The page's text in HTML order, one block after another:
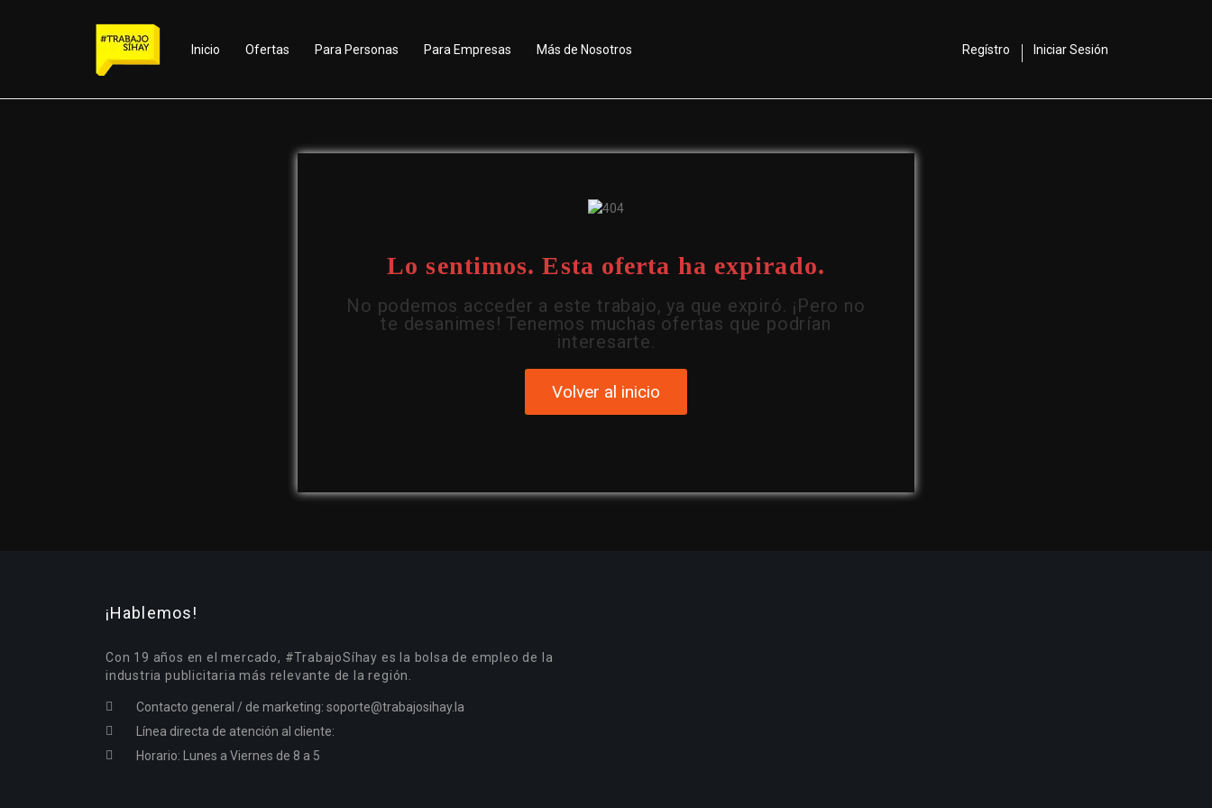
Inicio Ofertas Para Personas Para Empresas Más de Nosotros Regístro Iniciar Sesión
Lo sentimos. Esta oferta ha expirado.
No podemos acceder a este trabajo, ya que expiró. ¡Pero no
te desanimes! Tenemos muchas ofertas que podrían
interesarte.
Volver al inicio
¡Hablemos!
Con 19 años en el mercado, #TrabajoSíhay es la bolsa de empleo de la
industria publicitaria más relevante de la región.
Contacto general / de marketing: soporte@trabajosihay.la
Línea directa de atención al cliente:
Horario: Lunes a Viernes de 8 a 5